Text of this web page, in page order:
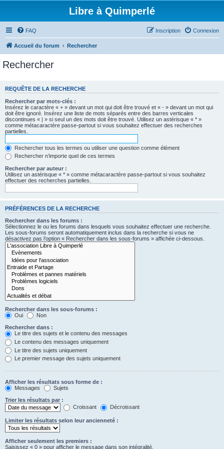
Libre à Quimperlé
FAQ Connexion
Inscription
Accueil du forum Rechercher
Rechercher
REQUÊTE DE LA RECHERCHE
Rechercher par mots-clés :
Insérez le caractère « + » devant un mot qui doit être trouvé et « - » devant un mot qui
doit être ignoré. Insérez une liste de mots séparés entre des barres verticales
discontinues « | » si seul un des mots doit être trouvé. Utilisez un astérisque « * »
comme métacaractère passe-partout si vous souhaitez effectuer des recherches
partielles.
Rechercher tous les termes ou utiliser une question comme élément
Rechercher n’importe quel de ces termes
Rechercher par auteur :
Utilisez un astérisque « * » comme métacaractère passe-partout si vous souhaitez
effectuer des recherches partielles.
PRÉFÉRENCES DE LA RECHERCHE
Rechercher dans les forums :
Sélectionnez le ou les forums dans lesquels vous souhaitez effectuer une recherche.
Les sous-forums seront automatiquement inclus dans la recherche si vous ne
désactivez pas l’option « Rechercher dans les sous-forums » affichée ci-dessous.
Rechercher dans les sous-forums :
Oui
Non
Rechercher dans :
Le titre des sujets et le contenu des messages
Le contenu des messages uniquement
Le titre des sujets uniquement
Le premier message des sujets uniquement
Afficher les résultats sous forme de :
Messages
Sujets
Trier les résultats par :
Croissant
Décroissant
Limiter les résultats selon leur ancienneté :
Afficher seulement les premiers :
Saisissez « 0 » pour afficher le message dans son intégralité.